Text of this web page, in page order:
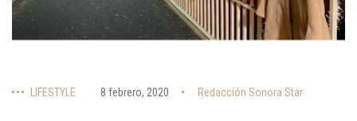
LIFESTYLE 8 febrero, 2020 Redacción Sonora Star